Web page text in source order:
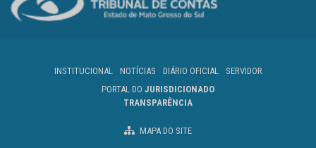
INSTITUCIONAL NOTÍCIAS DIÁRIO OFICIAL
SERVIDOR
PORTAL DO JURISDICIONADO
TRANSPARÊNCIA
MAPA DO SITE